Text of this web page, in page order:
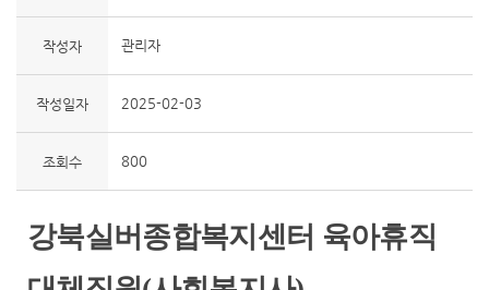
작성자 관리자
작성일자 2025-02-03
조회수 800
강북실버종합복지센터 육아휴직